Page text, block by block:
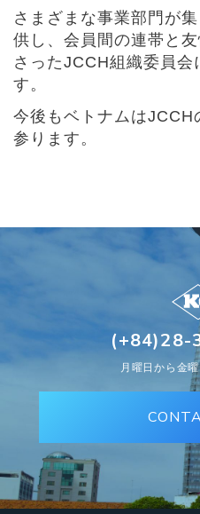
さまざまな事業部門が
供し、会員間の連帯と
さったJCCH組織委員会
す。
今後もベトナムはJCCH
参ります。
(+84)28-
月曜日から金